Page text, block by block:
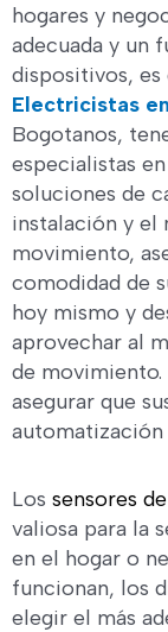
hogares y
adecuada y un
dispositivos,
Electricistas
Bogotanos,
especialistas
soluciones de
instalación y el
movimiento,
comodidad de
hoy mismo y
aprovechar al
de movimiento.
asegurar que
Los sensores
valiosa para la
en el hogar o
funcionan, los
elegir el más